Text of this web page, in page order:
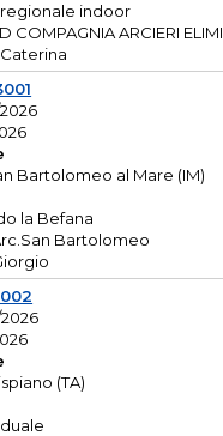
indoor
COMPAGNIA ARCIERI ELIMI
Bartolomeo al Mare (IM)
la Befana
Bartolomeo
(TA)